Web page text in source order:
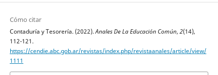
Cómo citar
Contaduría y Tesorería. (2022).Anales De La Educación Común, 2(14),
112-121.
https://cendie.abc.gob.ar/revistas/index.php/revistaanales/article/view/
1111